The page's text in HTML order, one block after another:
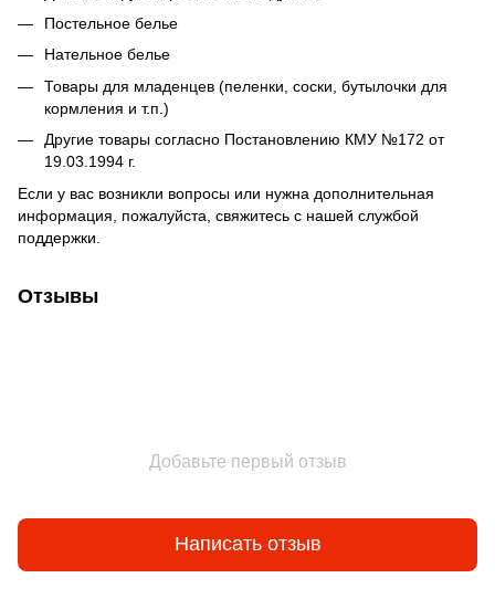
Постельное белье
Нательное белье
Товары для младенцев (пеленки, соски, бутылочки для
кормления и т.п.)
Другие товары согласно Постановлению КМУ №172 от
19.03.1994 г.
Если у вас возникли вопросы или нужна дополнительная
информация, пожалуйста, свяжитесь с нашей службой
поддержки.
Отзывы
Добавьте первый отзыв
Написать отзыв